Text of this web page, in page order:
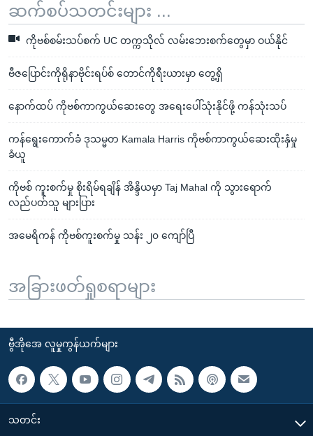
ဆက်စပ်သတင်းများ ...
ကိုဗစ်စမ်းသပ်စက် UC တက္ကသိုလ် လမ်းဘေးစက်တွေမှာ ဝယ်နိုင်
ဗီဇပြောင်းကိုရိုနာဗိုင်းရပ်စ် တောင်ကိုရီးယားမှာ တွေ့ရှိ
နောက်ထပ် ကိုဗစ်ကာကွယ်ဆေးတွေ အရေးပေါ်သုံးနိုင်ဖို့ ကန်သုံးသပ်
ကန်ရွေးကောက်ခံ ဒုသမ္မတ Kamala Harris ကိုဗစ်ကာကွယ်ဆေးထိုးနှံမှု
ခံယူ
ကိုဗစ် ကူးစက်မှု စိုးရိမ်ရချိန် အိန္ဒိယမှာ Taj Mahal ကို သွားရောက်
လည်ပတ်သူ များပြား
အမေရိကန် ကိုဗစ်ကူးစက်မှု သန်း ၂၀ ကျော်ပြီ
အခြားဖတ်ရှုစရာများ
ဗွီအိုအေ လူမှုကွန်ယက်များ
သတင်း